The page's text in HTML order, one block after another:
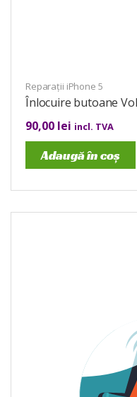
Reparații iPhone 5
Înlocuire butoane
90,00 lei incl. TVA
Adaugă în coș